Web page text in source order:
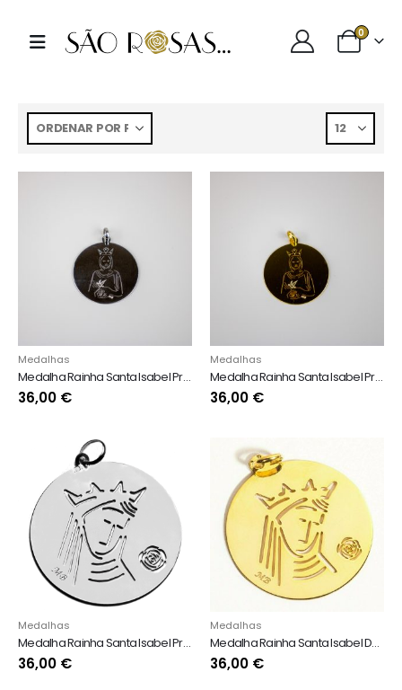
0
Medalhas
Medalha Rainha Santa Isabel Prata Prateada- Espírito Santo
36,00 €
Medalhas
Medalha Rainha Santa Isabel Prata Dourada - Espírito Santo
36,00 €
Medalhas
Medalha Rainha Santa Isabel Prateada
36,00 €
Medalhas
Medalha Rainha Santa Isabel Dourada
36,00 €